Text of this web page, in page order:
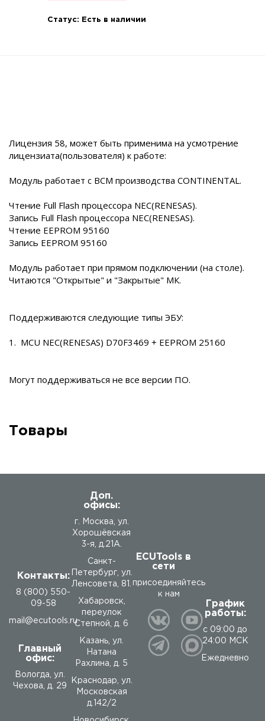
Статус: Есть в наличии
Лицензия 58, может быть применима на усмотрение
лицензиата(пользователя) к работе:
Модуль работает с BCM производства CONTINENTAL.
Чтение Full Flash процессора NEC(RENESAS).
Запись Full Flash процессора NEC(RENESAS).
Чтение EEPROM 95160
Запись EEPROM 95160
Модуль работает при прямом подключении (на столе).
Читаются "Открытые" и "Закрытые" МК.
Поддерживаются следующие типы ЭБУ:
1. MCU NEC(RENESAS) D70F3469 + EEPROM 25160
Могут поддерживаться не все версии ПО.
Товары
Контакты:
8 (800) 550-
09-58
mail@ecutools.ru
Главный
офис:
Вологда, ул.
Чехова, д. 29
Доп.
офисы:
г. Москва, ул.
Хорошёвская
3-я, д.21А.
Санкт-
Петербург, ул.
Ленсовета, 81.
Хабаровск,
переулок
Степной, д. 6
Казань, ул.
Натана
Рахлина, д. 5
Краснодар, ул.
Московская
д.142/2
ECUTools в
сети
присоединяйтесь
к нам
График
работы:
с 09:00 до
24:00 МСК
Ежедневно